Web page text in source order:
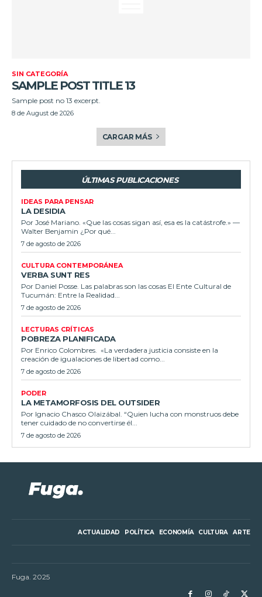
SIN CATEGORÍA
SAMPLE POST TITLE 13
Sample post no 13 excerpt.
8 de August de 2026
CARGAR MÁS
ÚLTIMAS PUBLICACIONES
IDEAS PARA PENSAR
LA DESIDIA
Por José Mariano. «Que las cosas sigan así, esa es la catástrofe.» —
Walter Benjamin ¿Por qué...
7 de agosto de 2026
CULTURA CONTEMPORÁNEA
VERBA SUNT RES
Por Daniel Posse. Las palabras son las cosas El Ente Cultural de
Tucumán: Entre la Realidad...
7 de agosto de 2026
LECTURAS CRÍTICAS
POBREZA PLANIFICADA
Por Enrico Colombres. «La verdadera justicia consiste en la
creación de igualaciones de libertad como...
7 de agosto de 2026
PODER
LA METAMORFOSIS DEL OUTSIDER
Por Ignacio Chasco Olaizábal. “Quien lucha con monstruos debe
tener cuidado de no convertirse él...
7 de agosto de 2026
ACTUALIDAD POLÍTICA ECONOMÍA CULTURA ARTE
Fuga. 2025